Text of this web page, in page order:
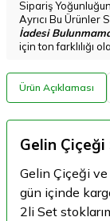
Sipariş
Ayrıcı Bu Ürünler
İadesi
için ton farklılığı
Ürün Açıklaması
Gelin Çiçeği
Gelin Çiçeği
gün içinde
2li Set